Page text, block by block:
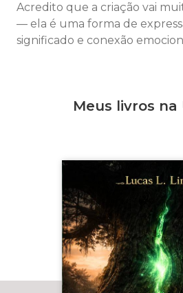
Acredito que a criação vai
— ela é uma forma de
significado e conexão
Meus livros na